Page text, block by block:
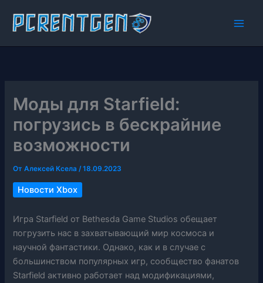
содержимому
Моды для Starfield:
погрузись в бескрайние
возможности
ОтАлексей Ксела/18.09.2023
Новости Xbox
Игра Starfield от Bethesda Game Studios обещает
погрузить нас в захватывающий мир космоса и
научной фантастики. Однако, как и в случае с
большинством популярных игр, сообщество фанатов
Starfield активно работает над модификациями,